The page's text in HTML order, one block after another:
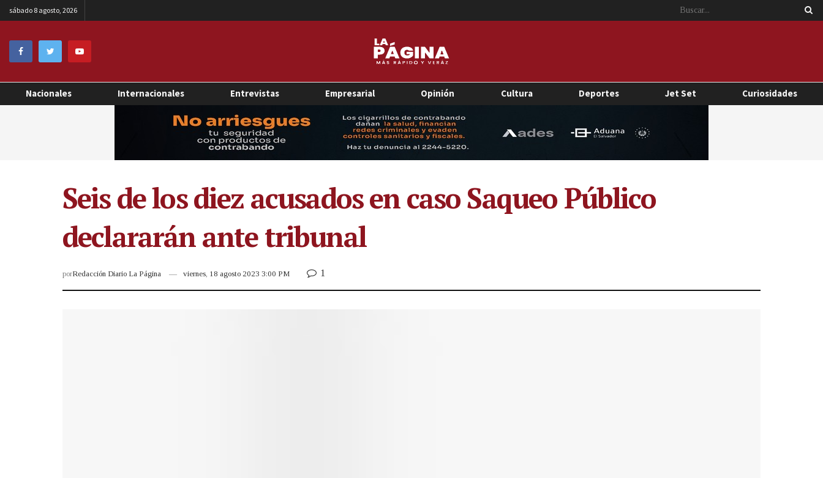
sábado 8 agosto, 2026
Nacionales Internacionales Entrevistas Empresarial Opinión Cultura Deportes Jet Set Curiosidades
Seis de los diez acusados en caso Saqueo Público
declararán ante tribunal
porRedacción Diario La Página viernes, 18 agosto 2023 3:00 PM 1